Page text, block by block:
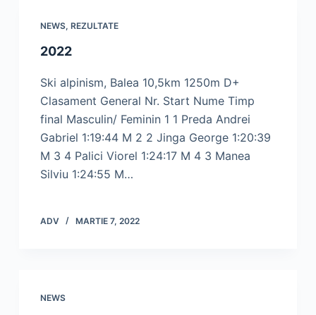
NEWS, REZULTATE
2022
Ski alpinism, Balea 10,5km 1250m D+
Clasament General Nr. Start Nume Timp
final Masculin/ Feminin 1 1 Preda Andrei
Gabriel 1:19:44 M 2 2 Jinga George 1:20:39
M 3 4 Palici Viorel 1:24:17 M 4 3 Manea
Silviu 1:24:55 M…
ADV MARTIE 7, 2022
NEWS